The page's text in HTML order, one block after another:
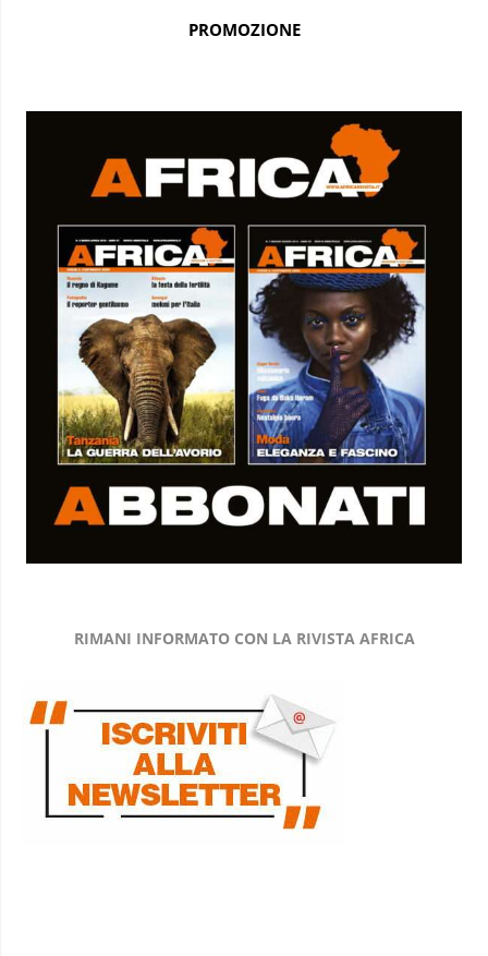
PROMOZIONE
RIMANI INFORMATO CON LA RIVISTA AFRICA